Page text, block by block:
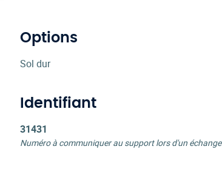
Options
Sol dur
Identifiant
31431
Numéro à communiquer au support lors d'un échange